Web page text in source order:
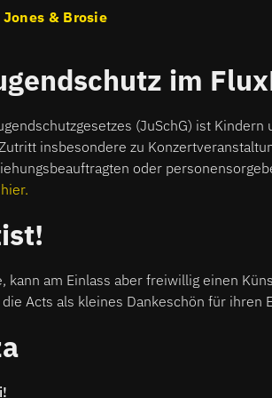
& Brosie
im
(JuSchG) ist Kindern
insbesondere zu
oder
am Einlass aber freiwillig einen
Acts als kleines Dankeschön für ihren